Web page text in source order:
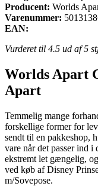
Producent: Worlds
Varenummer:
EAN:
Vurderet til 4.5 ud af 5
Worlds Apart
Apart
Temmelig mange
forskellige former for
sendt til en pakkeshop,
vare når det passer ind i
ekstremt let gængelig,
ved køb af Disney
m/Sovepose.